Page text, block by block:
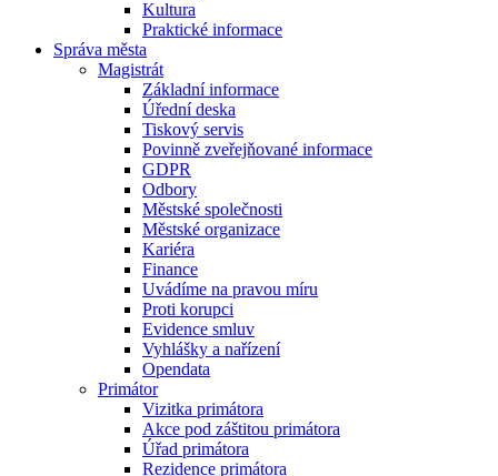
Kultura
Praktické informace
Správa města
Magistrát
Základní informace
Úřední deska
Tiskový servis
Povinně zveřejňované informace
GDPR
Odbory
Městské společnosti
Městské organizace
Kariéra
Finance
Uvádíme na pravou míru
Proti korupci
Evidence smluv
Vyhlášky a nařízení
Opendata
Primátor
Vizitka primátora
Akce pod záštitou primátora
Úřad primátora
Rezidence primátora